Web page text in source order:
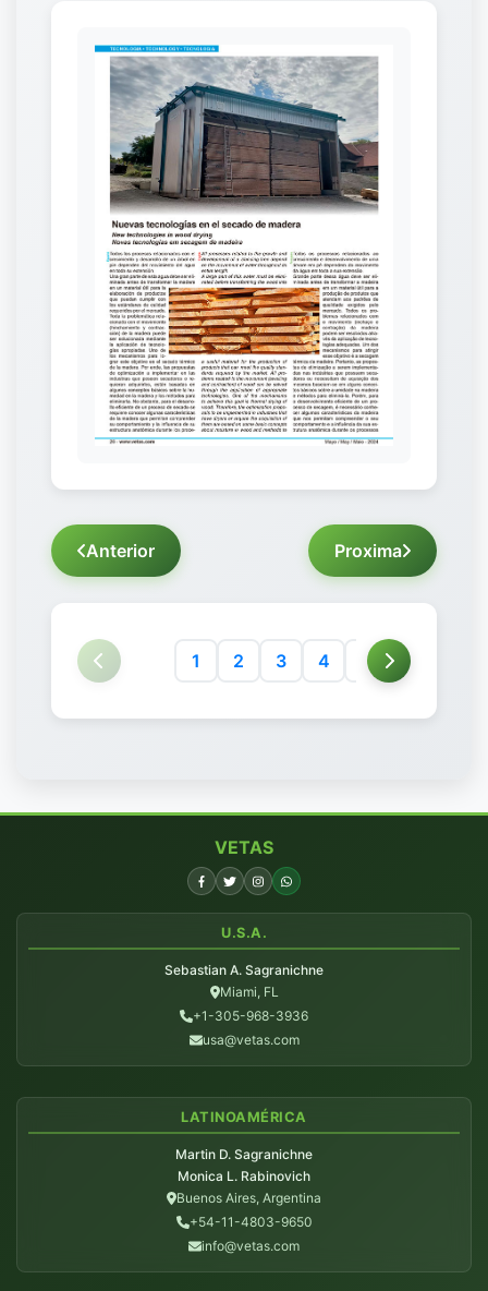
Anterior Proxima
1 2 3 4 5 6
VETAS
U.S.A.
Sebastian A. Sagranichne
Miami, FL
+1-305-968-3936
usa@vetas.com
LATINOAMÉRICA
Martin D. Sagranichne
Monica L. Rabinovich
Buenos Aires, Argentina
+54-11-4803-9650
info@vetas.com